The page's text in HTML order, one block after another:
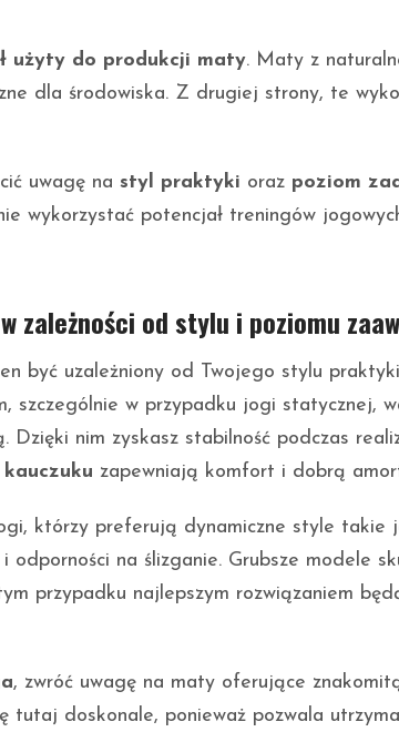
użyty do produkcji maty. Maty z
dla środowiska. Z drugiej strony, te
uwagę na styl praktyki oraz poziom
wykorzystać potencjał treningów
zależności od stylu i poziomu
być uzależniony od Twojego stylu
szczególnie w przypadku jogi statycznej,
Dzięki nim zyskasz stabilność podczas
zapewniają komfort i dobrą
którzy preferują dynamiczne style takie
na ślizganie. Grubsze modele
przypadku najlepszym rozwiązaniem
, zwróć uwagę na maty oferujące
doskonale, ponieważ pozwala